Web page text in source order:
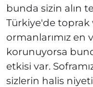
bunda sizin alın
Türkiye'de toprak
ormanlarımız en
korunuyorsa
etkisi var.
sizlerin halis